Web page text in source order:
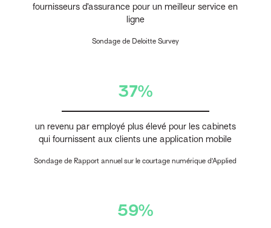
fournisseurs d’assurance pour un meilleur service en
ligne
Sondage de Deloitte Survey
37%
un revenu par employé plus élevé pour les cabinets
qui fournissent aux clients une application mobile
Sondage de Rapport annuel sur le courtage numérique d’Applied
59%